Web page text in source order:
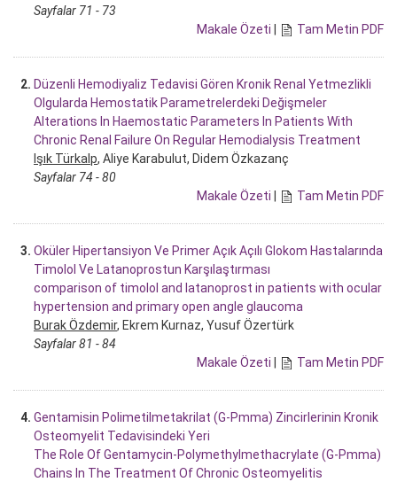
Sayfalar 71 - 73
Makale Özeti | Tam Metin PDF
2. Düzenli Hemodiyaliz Tedavisi Gören Kronik Renal Yetmezlikli
Olgularda Hemostatik Parametrelerdeki Değişmeler
Alterations In Haemostatic Parameters In Patients With
Chronic Renal Failure On Regular Hemodialysis Treatment
Işık Türkalp, Aliye Karabulut, Didem Özkazanç
Sayfalar 74 - 80
Makale Özeti | Tam Metin PDF
3. Oküler Hipertansiyon Ve Primer Açık Açılı Glokom Hastalarında
Timolol Ve Latanoprostun Karşılaştırması
comparison of timolol and latanoprost in patients with ocular
hypertension and primary open angle glaucoma
Burak Özdemir, Ekrem Kurnaz, Yusuf Özertürk
Sayfalar 81 - 84
Makale Özeti | Tam Metin PDF
4. Gentamisin Polimetilmetakrilat (G-Pmma) Zincirlerinin Kronik
Osteomyelit Tedavisindeki Yeri
The Role Of Gentamycin-Polymethylmethacrylate (G-Pmma)
Chains In The Treatment Of Chronic Osteomyelitis